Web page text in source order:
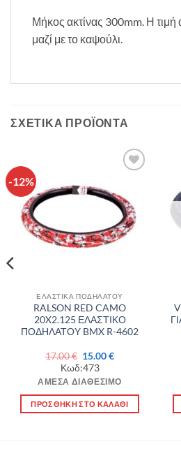
Μήκος ακτίνας 300mm. Η τιμή
μαζί με το καψούλι.
ΣΧΕΤΙΚΆ ΠΡΟΪΌΝΤΑ
-12%
στην λίστα
επιθυμιών
ΕΛΑΣΤΙΚΑ ΠΟΔΗΛΑΤΟΥ
RALSON RED CAMO
20X2.125 ΕΛΑΣΤΙΚΟ
ΠΟΔΗΛΑΤΟΥ BMX R-4602
17.00€ Original
price
was:
17.00 €.
15.00€Η
είναι:
Κωδ:473
ΆΜΕΣΑ ΔΙΑΘΈΣΙΜΟ
ΠΡΟΣΘΉΚΗ ΣΤΟ ΚΑΛΆΘΙ